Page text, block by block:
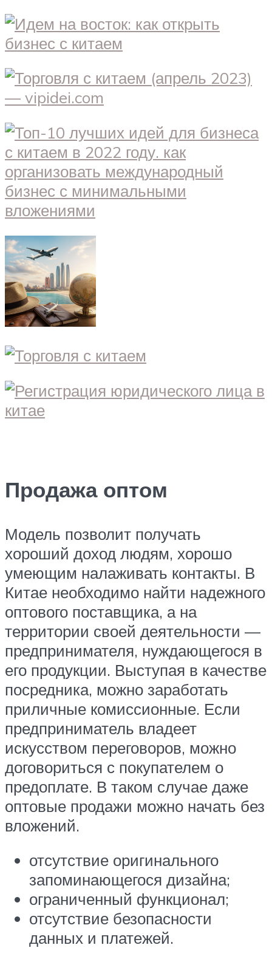
Продажа оптом
Модель позволит получать
хороший доход людям, хорошо
умеющим налаживать контакты. В
Китае необходимо найти надежного
оптового поставщика, а на
территории своей деятельности —
предпринимателя, нуждающегося в
его продукции. Выступая в качестве
посредника, можно заработать
приличные комиссионные. Если
предприниматель владеет
искусством переговоров, можно
договориться с покупателем о
предоплате. В таком случае даже
оптовые продажи можно начать без
вложений.
отсутствие оригинального
запоминающегося дизайна;
ограниченный функционал;
отсутствие безопасности
данных и платежей.